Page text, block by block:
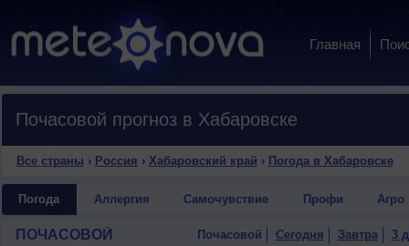
Главная
Почасовой прогноз в Хабаровске
Все страны › Россия › Хабаровский край › Погода в Хабаровске
Погода Аллергия Самочувствие Профи Агро
ПОЧАСОВОЙ Почасовой Сегодня Завтра 3